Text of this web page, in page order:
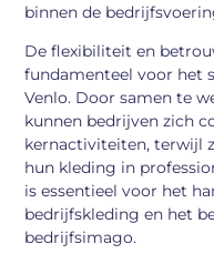
binnen de
De flexibiliteit en
fundamenteel voor het
Venlo. Door samen te
kunnen bedrijven zich
kernactiviteiten, terwijl
hun kleding in
is essentieel voor het
bedrijfskleding en het
bedrijfsimago.